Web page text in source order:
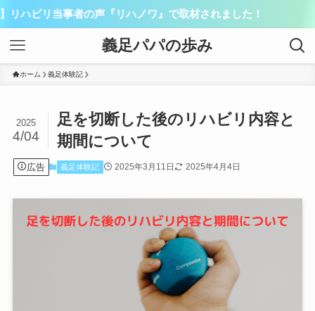
者の声『リハノワ』で取材されました！
義足パパの歩み
ホーム 義足体験記
足を切断した後のリハビリ内容と
期間について
2025
4/04
広告 義足体験記 2025年3月11日 2025年4月4日